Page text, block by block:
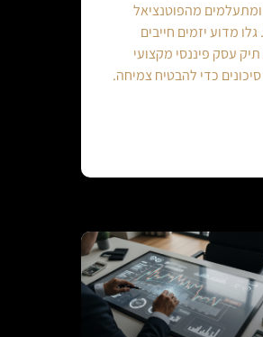
מהפוטנציאל
מדוע יזמים חייבים
עסק פיננסי מקצועי
כדי להבטיח צמיחה.